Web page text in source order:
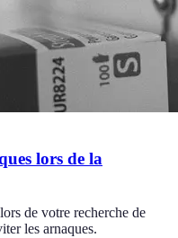
lors de la
de votre recherche de
les arnaques.